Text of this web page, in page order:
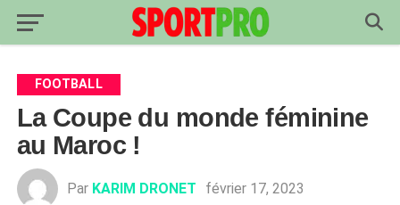
FOOTBALL
La Coupe du monde féminine
au Maroc !
Par KARIM DRONET février 17, 2023